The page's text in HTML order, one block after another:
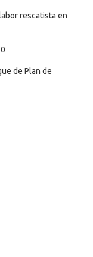
rescatista en
de Plan de